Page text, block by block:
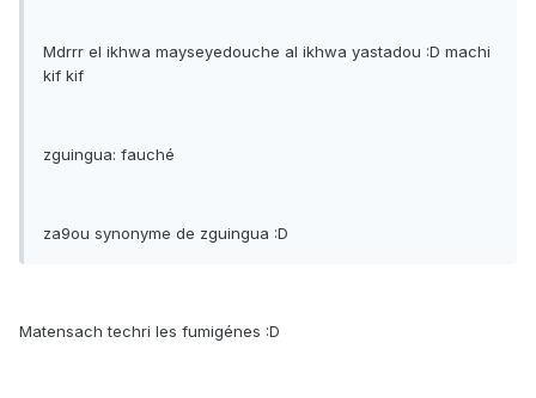
Mdrrr el ikhwa mayseyedouche al ikhwa yastadou :D machi
kif kif
zguingua: fauché
za9ou synonyme de zguingua :D
Matensach techri les fumigénes :D